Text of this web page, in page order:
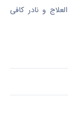
و نادر کافی